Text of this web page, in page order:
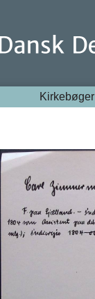
Kirkebøger